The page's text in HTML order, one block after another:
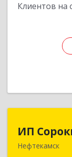
Клиентов на
ИП
Нефтекамск
ИП
452684,